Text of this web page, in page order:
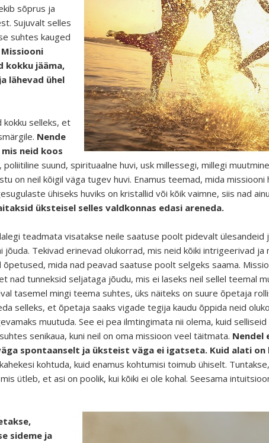
sõprus ja
Sujuvalt selles
suhtes kauged
Missiooni
kokku jääma,
lähevad ühel
kokku selleks, et
Nende
neid koos
poliitiline suund, spirituaalne huvi, usk millessegi, millegi
on neil kõigil väga tugev huvi. Enamus teemad, mida
ühiseks huviks on kristallid või kõik vaimne, siis nad
üksteisel selles valdkonnas edasi areneda.
teadmata visatakse neile saatuse poolt pidevalt ülesandeid
jõuda. Tekivad erinevad olukorrad, mis neid kõiki intrigeerivad ja
mida nad peavad saatuse poolt selgeks saama.
nad tunneksid seljataga jõudu, mis ei laseks neil sellel teemal
tasemel mingi teema suhtes, üks näiteks on suure õpetaja
selleks, et õpetaja saaks vigade tegija kaudu õppida neid
muutuda. See ei pea ilmtingimata nii olema, kuid
senikaua, kuni neil on oma missioon veel täitmata. Nendel
spontaanselt ja üksteist väga ei igatseta. Kuid alati
kohtuda, kuid enamus kohtumisi toimub ühiselt.
ütleb, et asi on poolik, kui kõiki ei ole kohal. Seesama
sideme ja